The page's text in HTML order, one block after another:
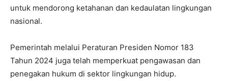
untuk mendorong ketahanan dan kedaulatan lingkungan
nasional.
Pemerintah melalui Peraturan Presiden Nomor 183
Tahun 2024 juga telah memperkuat pengawasan dan
penegakan hukum di sektor lingkungan hidup.